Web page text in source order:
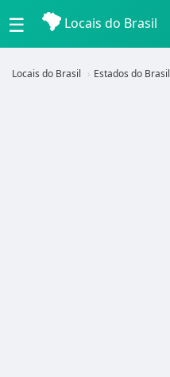
☰ Locais do Brasil
Locais do Brasil Estados do Brasil